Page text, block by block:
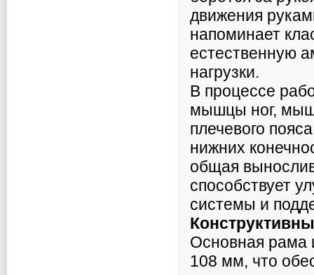
движения
напоминает
естественную
нагрузки.
В процессе
мышцы ног,
плечевого
нижних
общая
способствует
системы и
Основная рама
108 мм, что